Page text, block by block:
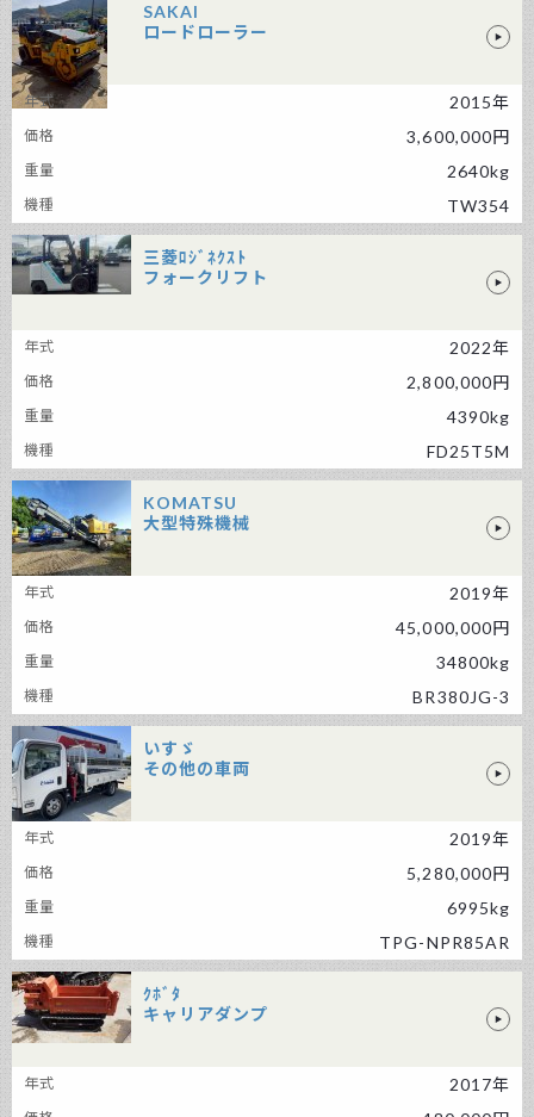
SAKAI
ロードローラー
2015年
3,600,000円
2640kg
TW354
三菱ﾛｼﾞﾈｸｽﾄ
フォークリフト
2022年
2,800,000円
4390kg
FD25T5M
KOMATSU
大型特殊機械
2019年
45,000,000円
34800kg
BR380JG-3
いすゞ
その他の車両
2019年
5,280,000円
6995kg
TPG-NPR85AR
ｸﾎﾞﾀ
キャリアダンプ
2017年